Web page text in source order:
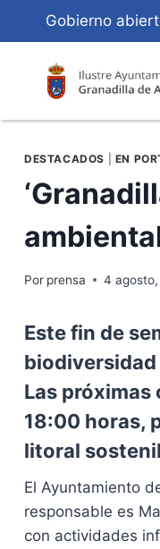
Contenido
Gobierno
DESTACADOS EN
Por prensa 4
Este fin de
biodiversidad
Las próximas
18:00 horas,
litoral
El Ayuntamiento
responsable es
con actividades